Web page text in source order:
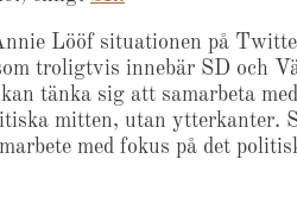
Lööf situationen på
troligtvis innebär SD och
tänka sig att samarbeta
mitten, utan ytterkanter.
med fokus på det